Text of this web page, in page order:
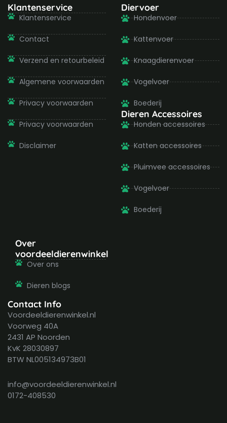
o g
t
e
r
u
b
e
Klantenservice
Klantenservice
Contact
Verzend en retourbeleid
Algemene voorwaarden
Privacy voorwaarden
Privacy voorwaarden
Disclaimer
Diervoer
Hondenvoer
Kattenvoer
Knaagdierenvoer
Vogelvoer
Boederij
Dieren Accessoires
Honden accessoires
Katten accessoires
Pluimvee accessoires
Vogelvoer
Boederij
Over
voordeeldierenwinkel
Over ons
Dieren blogs
Contact Info
Voordeeldierenwinkel.nl
Voorweg 40A
2431 AP Noorden
KvK 28030897
BTW NL005134973B01
info@voordeeldierenwinkel.nl
0172-408530